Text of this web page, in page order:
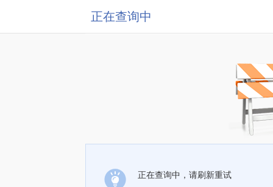
正在查询中
正在查询中，请刷新重试